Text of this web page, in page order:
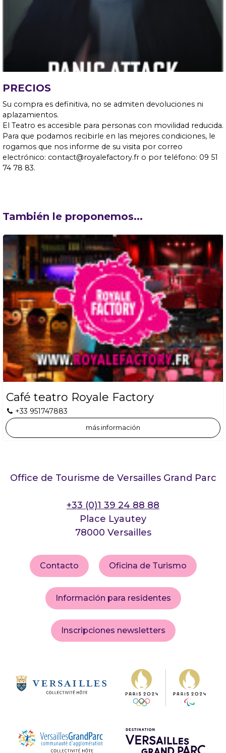
PRECIOS
Su compra es definitiva, no se admiten devoluciones ni
aplazamientos.
El Teatro es accesible para personas con movilidad reducida.
Para que podamos recibirle en las mejores condiciones, le
rogamos que nos informe de su visita por correo
electrónico: contact@royalefactory.fr o por teléfono: 09 51
74 78 83.
También le proponemos...
Café teatro Royale Factory
+33 951747883
más información
Office de Tourisme de Versailles Grand Parc
+33 (0)1 39 24 88 88
Place Lyautey
78000 Versailles
Contacto Oficina de Turismo
Información para residentes
Inscripciones newsletters